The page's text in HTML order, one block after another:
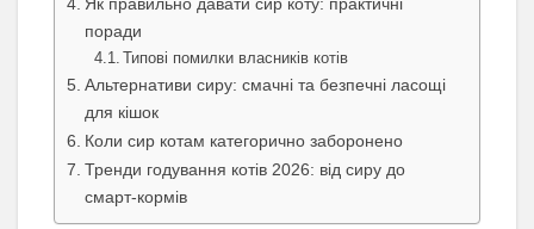
Як правильно давати сир коту: практичні
поради
Типові помилки власників котів
Альтернативи сиру: смачні та безпечні ласощі
для кішок
Коли сир котам категорично заборонено
Тренди годування котів 2026: від сиру до
смарт-кормів